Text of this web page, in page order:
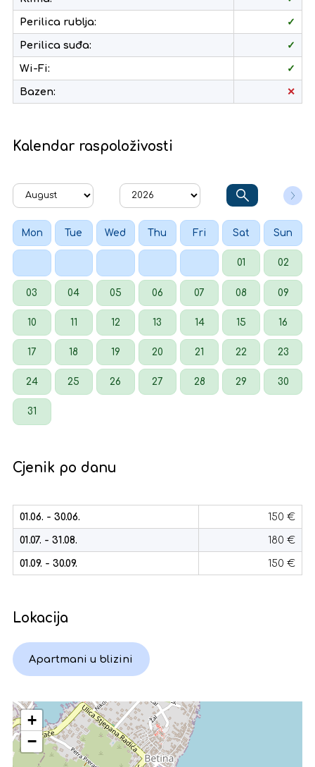
Perilica rublja: ✓
Perilica suđa: ✓
Wi-Fi: ✓
Bazen: ✕
Kalendar raspoloživosti
Mon Tue Wed Thu Fri Sat Sun
01 02
03 04 05 06 07 08 09
10 11 12 13 14 15 16
17 18 19 20 21 22 23
24 25 26 27 28 29 30
31
Cjenik po danu
01.06. - 30.06. 150 €
01.07. - 31.08. 180 €
01.09. - 30.09. 150 €
Lokacija
Apartmani u blizini
+
−